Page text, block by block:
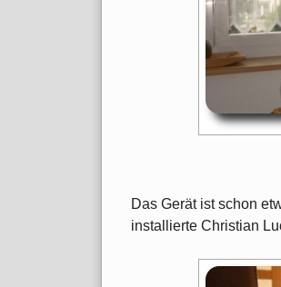
Das Gerät ist schon
installierte Christian